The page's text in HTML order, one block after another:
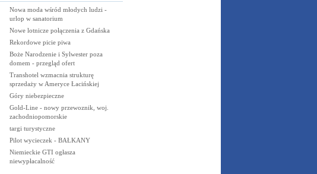
Nowa moda wśród młodych ludzi -
urlop w sanatorium
Nowe lotnicze połączenia z Gdańska
Rekordowe picie piwa
Boże Narodzenie i Sylwester poza
domem - przegląd ofert
Transhotel wzmacnia strukturę
sprzedaży w Ameryce Łacińskiej
Góry niebezpieczne
Gold-Line - nowy przewoznik, woj.
zachodniopomorskie
targi turystyczne
Pilot wycieczek - BAŁKANY
Niemieckie GTI ogłasza
niewypłacalność